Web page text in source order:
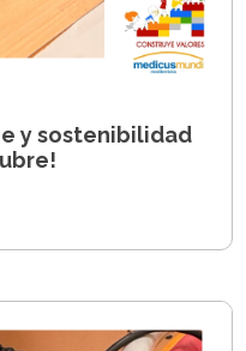
y sostenibilidad